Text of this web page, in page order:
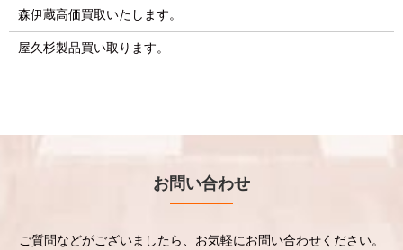
森伊蔵高価買取いたします。
屋久杉製品買い取ります。
お問い合わせ
ご質問などがございましたら、お気軽にお問い合わせください。